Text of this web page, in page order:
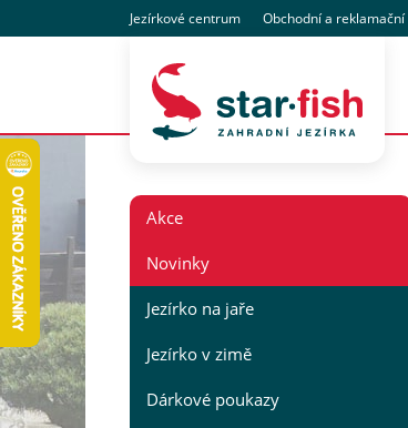
Jezírkové centrum Obchodnía reklamační
Akce
Novinky
Jezírko na jaře
Jezírko v zimě
Dárkové poukazy